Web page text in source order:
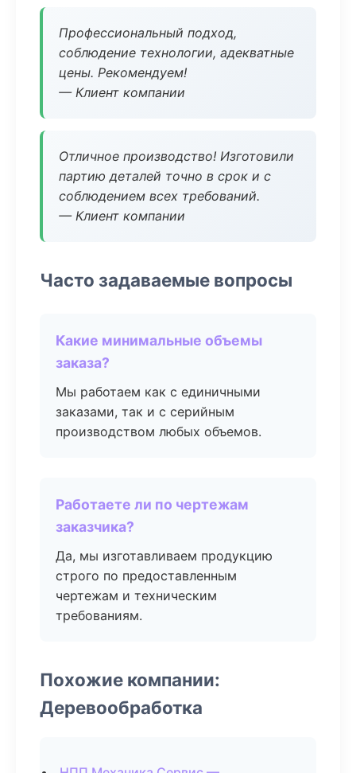
Профессиональный подход,
соблюдение технологии, адекватные
цены. Рекомендуем!
— Клиент компании
Отличное производство! Изготовили
партию деталей точно в срок и с
соблюдением всех требований.
— Клиент компании
Часто задаваемые вопросы
Какие минимальные объемы
заказа?
Мы работаем как с единичными
заказами, так и с серийным
производством любых объемов.
Работаете ли по чертежам
заказчика?
Да, мы изготавливаем продукцию
строго по предоставленным
чертежам и техническим
требованиям.
Похожие компании:
Деревообработка